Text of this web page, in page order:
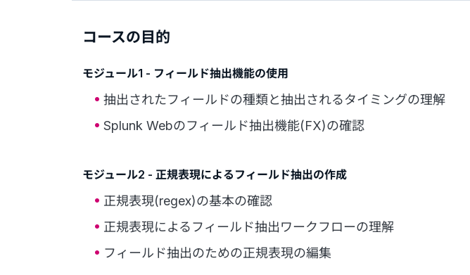
コースの目的
モジュール1 - フィールド抽出機能の使用
抽出されたフィールドの種類と抽出されるタイミングの理解
Splunk Webのフィールド抽出機能(FX)の確認
モジュール2 - 正規表現によるフィールド抽出の作成
正規表現(regex)の基本の確認
正規表現によるフィールド抽出ワークフローの理解
フィールド抽出のための正規表現の編集